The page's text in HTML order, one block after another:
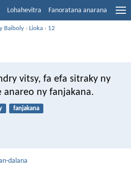
Lohahevitra Fanoratana anarana
Baiboly ›Lioka › 12
vitsy, fa efa sitraky ny
anareo ny fanjakana.
fanjakana
dalana